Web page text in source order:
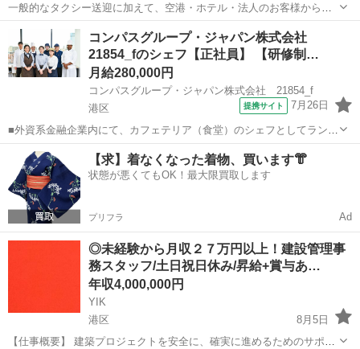
一般的なタクシー送迎に加えて、空港・ホテル・法人のお客様からの
予約送迎にも対応する仕事です。 すべての乗務が予約送迎になるわけ
ではなく、最初は通常のタクシー業務からスタートします。 運転や接
客に慣れた後は、希望や...
東京 港区 ドライバー
コンパスグループ・ジャパン株式会社
21854_fのシェフ【正社員】 【研修制…
月給280,000円
コンパスグループ・ジャパン株式会社 21854_f
港区
提携サイト 7月26日
■外資系金融企業内にて、カフェテリア（食堂）のシェフとしてラン
チ、ディナーの料理提供を行っていただきます。幅広いメニュー溢れ
るランチメニューからコース料理等のディナーまで、柔軟に対応いた
だければと思います。シェフとして、新た...
東京 調理師
【求】着なくなった着物、買います👘
状態が悪くてもOK！最大限買取します
プリフラ Ad
◎未経験から月収２７万円以上！建設管理事
務スタッフ/土日祝日休み/昇給+賞与あ…
年収4,000,000円
YIK
港区
8月5日
【仕事概要】 建築プロジェクトを安全に、確実に進めるためのサポー